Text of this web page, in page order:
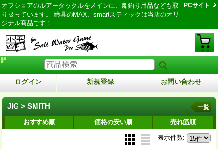
オフショアのルアータックルをメインに、船釣り用品なども取
り扱っています。 締具のMAX、smartスティックは当店のオリ
ジナル商品です！
PCサイト
ログイン 新規登録 お問い合わせ
JIG > SMITH 一覧
おすすめ順 価格の安い順 売れ筋順
表示件数: